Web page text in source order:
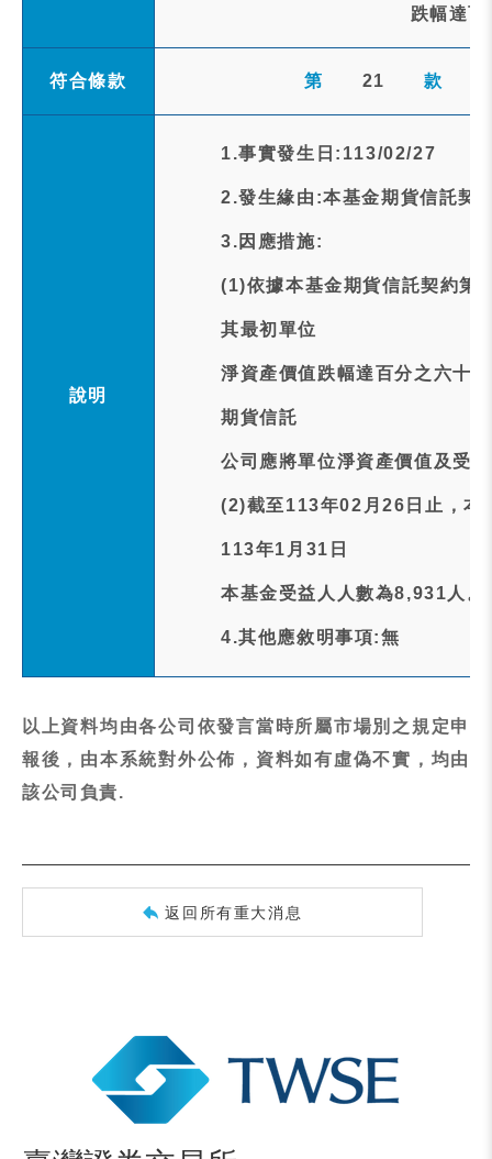
跌幅達
符合條款 第 21 款
說明
1.事實發生日:113/02/27
2.發生緣由:本基金期貨信託契
3.因應措施:
(1)依據本基金期貨信託契約第
其最初單位
淨資產價值跌幅達百分之六十
期貨信託
公司應將單位淨資產價值及受
(2)截至113年02月26日止，本
113年1月31日
本基金受益人人數為8,931人。
4.其他應敘明事項:無
以上資料均由各公司依發言當時所屬市場別之規定申
報後，由本系統對外公佈，資料如有虛偽不實，均由
該公司負責.
返回所有重大消息